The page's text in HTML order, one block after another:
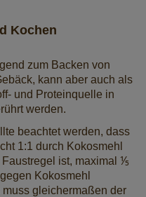
Kochen
zum Backen von
kann aber auch als
und Proteinquelle in
werden.
beachtet werden, dass
1:1 durch Kokosmehl
ist, maximal ⅕
Kokosmehl
gleichermaßen der